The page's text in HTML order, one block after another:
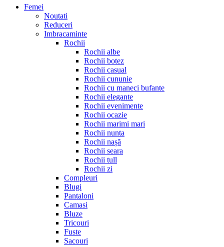
Femei
Noutati
Reduceri
Imbracaminte
Rochii
Rochii albe
Rochii botez
Rochii casual
Rochii cununie
Rochii cu maneci bufante
Rochii elegante
Rochii evenimente
Rochii ocazie
Rochii marimi mari
Rochii nunta
Rochii nașă
Rochii seara
Rochii tull
Rochii zi
Compleuri
Blugi
Pantaloni
Camasi
Bluze
Tricouri
Fuste
Sacouri